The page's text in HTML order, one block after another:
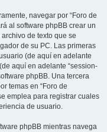
navegar por “Foro de
al software phpBB crear un
de texto que se
de su PC. Las primeras
(de aquí en adelante
aquí en adelante “session-
phpBB. Una tercera
temas en “Foro de
emplea para registrar cuales
de usuario.
phpBB mientras navega